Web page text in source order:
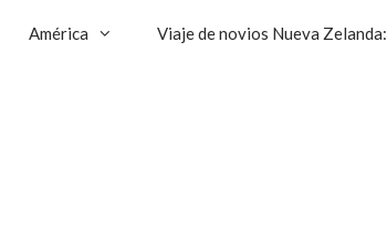
América Viaje de novios Nueva Zelanda: